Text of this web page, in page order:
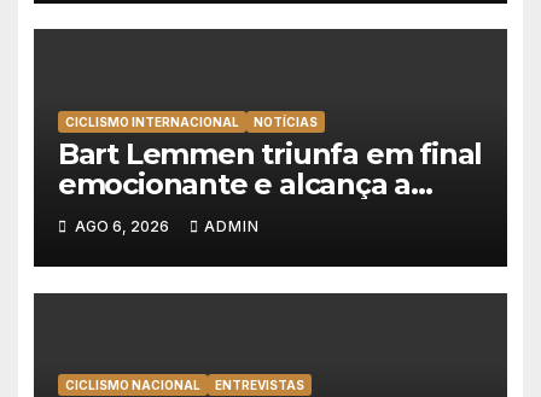
CICLISMO INTERNACIONAL NOTÍCIAS
Bart Lemmen triunfa em final
emocionante e alcança a
primeira vitória da carreira na
Volta à Polónia
AGO 6, 2026 ADMIN
CICLISMO NACIONAL ENTREVISTAS